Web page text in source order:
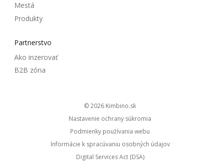
Mestá
Produkty
Partnerstvo
Ako inzerovať
B2B zóna
© 2026
kimbino.sk
Nastavenie ochrany súkromia
Podmienky používania webu
Informácie k spracúvaniu osobných údajov
Digital Services Act (DSA)